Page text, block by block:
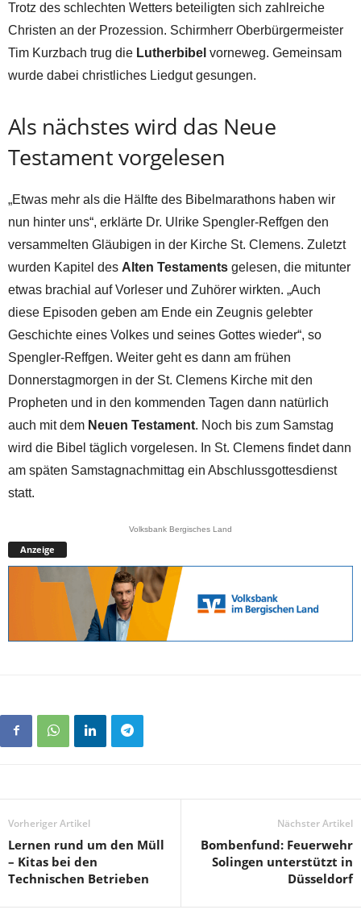
Trotz des schlechten Wetters beteiligten sich zahlreiche
Christen an der Prozession. Schirmherr Oberbürgermeister
Tim Kurzbach trug die Lutherbibel vorneweg. Gemeinsam
wurde dabei christliches Liedgut gesungen.
Als nächstes wird das Neue
Testament vorgelesen
„Etwas mehr als die Hälfte des Bibelmarathons haben wir
nun hinter uns“, erklärte Dr. Ulrike Spengler-Reffgen den
versammelten Gläubigen in der Kirche St. Clemens. Zuletzt
wurden Kapitel des Alten Testaments gelesen, die mitunter
etwas brachial auf Vorleser und Zuhörer wirkten. „Auch
diese Episoden geben am Ende ein Zeugnis gelebter
Geschichte eines Volkes und seines Gottes wieder“, so
Spengler-Reffgen. Weiter geht es dann am frühen
Donnerstagmorgen in der St. Clemens Kirche mit den
Propheten und in den kommenden Tagen dann natürlich
auch mit dem Neuen Testament. Noch bis zum Samstag
wird die Bibel täglich vorgelesen. In St. Clemens findet dann
am späten Samstagnachmittag ein Abschlussgottesdienst
statt.
Volksbank Bergisches Land
Anzeige
Vorheriger Artikel
Lernen rund um den Müll
– Kitas bei den
Technischen Betrieben
Nächster Artikel
Bombenfund: Feuerwehr
Solingen unterstützt in
Düsseldorf